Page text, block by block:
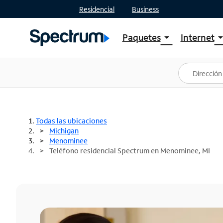
Residencial Business
Paquetesarrow_drop_down
Ver paquetes
Spectrum One
Mejores ofertas
Internetarrow_drop_down
Planes
Todas las ubicaciones
Michigan
Menominee
Teléfono residencial Spectrum en Menominee, MI